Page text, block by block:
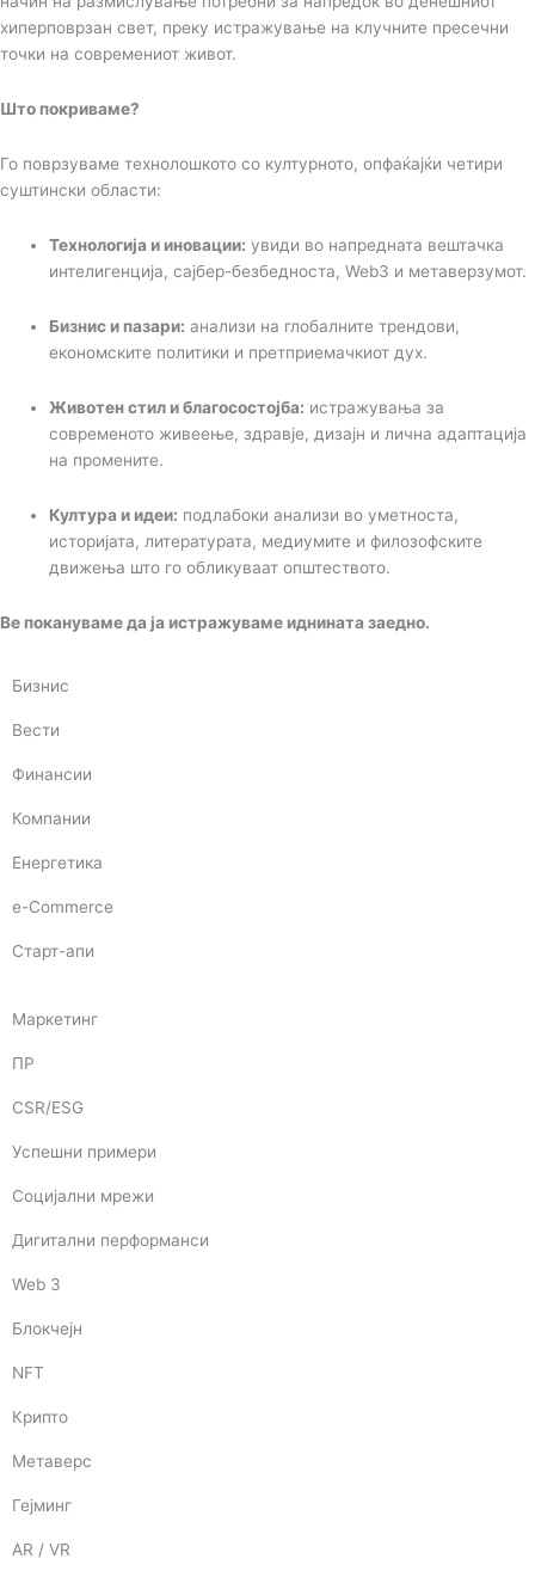
хиперповрзан свет, преку истражување на клучните пресечни
точки на современиот живот.
Што покриваме?
Го поврзуваме технолошкото со културното, опфаќајќи четири
суштински области:
Технологија и иновации: увиди во напредната вештачка
интелигенција, сајбер-безбедноста, Web3 и метаверзумот.
Бизнис и пазари: анализи на глобалните трендови,
економските политики и претприемачкиот дух.
Животен стил и благосостојба: истражувања за
современото живеење, здравје, дизајн и лична адаптација
на промените.
Култура и идеи: подлабоки анализи во уметноста,
историјата, литературата, медиумите и филозофските
движења што го обликуваат општеството.
Ве покануваме да ја истражуваме иднината заедно.
Бизнис
Вести
Финансии
Компании
Енергетика
e-Commerce
Старт-апи
Маркетинг
ПР
CSR/ESG
Успешни примери
Социјални мрежи
Дигитални перформанси
Web 3
Блокчејн
NFT
Крипто
Метаверс
Гејминг
AR / VR